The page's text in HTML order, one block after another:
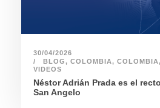
30/04/2026
BLOG, COLOMBIA, COLOMBIA,
VIDEOS
Néstor Adrián Prada es el
San Angelo